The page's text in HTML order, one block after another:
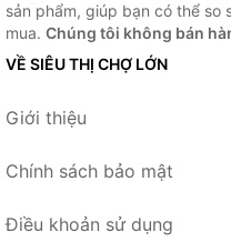
sản phẩm, giúp bạn có thể so
mua. Chúng tôi không bán
VỀ SIÊU THỊ CHỢ LỚN
Giới thiệu
Chính sách bảo mật
Điều khoản sử dụng